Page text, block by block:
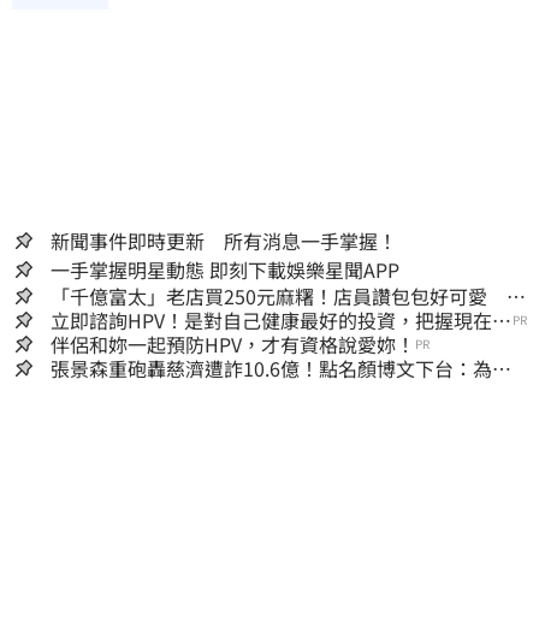
新聞事件即時更新 所有消息一手掌握！
一手掌握明星動態 即刻下載娛樂星聞APP
「千億富太」老店買250元麻糬！店員讚包包好可愛 笑
回：我自己做的
立即諮詢HPV！是對自己健康最好的投資，把握現在不
嫌晚！
PR
伴侶和妳一起預防HPV，才有資格說愛妳！ PR
張景森重砲轟慈濟遭詐10.6億！點名顏博文下台：為什